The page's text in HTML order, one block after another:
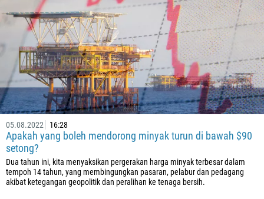
05.08.2022 16:28
Apakah yang boleh mendorong minyak turun di bawah $90
setong?
Dua tahun ini, kita menyaksikan pergerakan harga minyak terbesar dalam
tempoh 14 tahun, yang membingungkan pasaran, pelabur dan pedagang
akibat ketegangan geopolitik dan peralihan ke tenaga bersih.